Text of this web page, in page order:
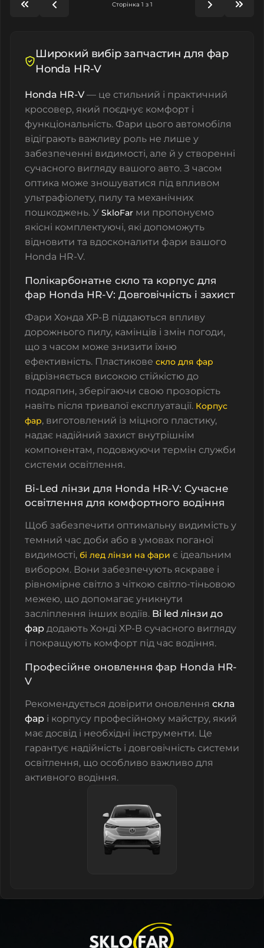
Сторінка 1 з 1
Широкий вибір запчастин для фар
Honda HR-V
Honda HR-V— це стильний і практичний
кросовер, який поєднує комфорт і
функціональність. Фари цього автомобіля
відіграють важливу роль не лише у
забезпеченні видимості, але й у створенні
сучасного вигляду вашого авто. З часом
оптика може зношуватися під впливом
ультрафіолету, пилу та механічних
пошкоджень. У SkloFar ми пропонуємо
якісні комплектуючі, які допоможуть
відновити та вдосконалити фари вашого
Honda HR-V.
Полікарбонатне скло та корпус для
фар Honda HR-V: Довговічність і захист
Фари Хонда ХР-В піддаються впливу
дорожнього пилу, камінців і змін погоди,
що з часом може знизити їхню
ефективність. Пластикове скло для фар
відрізняється високою стійкістю до
подряпин, зберігаючи свою прозорість
навіть після тривалої експлуатації. Корпус
фар, виготовлений із міцного пластику,
надає надійний захист внутрішнім
компонентам, подовжуючи термін служби
системи освітлення.
Bi-Led лінзи для Honda HR-V: Сучасне
освітлення для комфортного водіння
Щоб забезпечити оптимальну видимість у
темний час доби або в умовах поганої
видимості, бі лед лінзи на фари є ідеальним
вибором. Вони забезпечують яскраве і
рівномірне світло з чіткою світло-тіньовою
межею, що допомагає уникнути
засліплення інших водіїв. Bi led лінзи до
фар додають Хонді ХР-В сучасного вигляду
і покращують комфорт під час водіння.
Професійне оновлення фар Honda HR-
V
Рекомендується довірити оновлення скла
фар і корпусу професійному майстру, який
має досвід і необхідні інструменти. Це
гарантує надійність і довговічність системи
освітлення, що особливо важливо для
активного водіння.